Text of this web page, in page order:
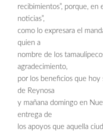
recibimientos”, porque, en
noticias”,
como lo expresara el
quien a
nombre de los
agradecimiento,
por los beneficios que hoy
de Reynosa
y mañana domingo en
entrega de
los apoyos que aquella